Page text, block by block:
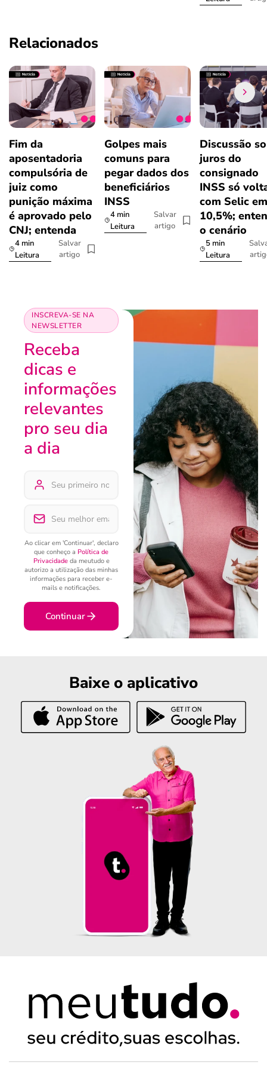
Relacionados
Fim da
aposentadoria
compulsória de
juiz como
punição máxima
é aprovado pelo
CNJ; entenda
4 min
Leitura
Salvar
artigo
Golpes mais
comuns para
pegar dados dos
beneficiários
INSS
4 min
Leitura
Salvar
artigo
Discussão
juros do
consignado
INSS só
com Selic em
10,5%;
o cenário
5 min
Leitura
INSCREVA-SE NA
NEWSLETTER
Receba
dicas e
informações
relevantes
pro seu dia
a dia
Ao clicar em 'Continuar', declaro
que conheço a Política de
Privacidadeda meutudo e
autorizo a utilização das minhas
informações para receber e-
mails e notificações.
Continuar
Baixe o aplicativo